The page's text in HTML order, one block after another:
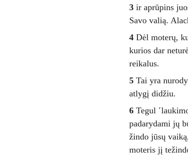
3 ir aprūpins
Savo valią.
4 Dėl moterų,
kurios dar
reikalus.
5 Tai yra
atlygį didžiu.
6 Tegul
padarydami jų
žindo jūsų
moteris jį